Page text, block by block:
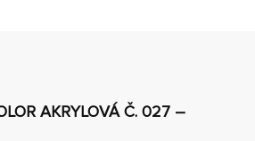
AKRYLOVÁ Č. 027 –